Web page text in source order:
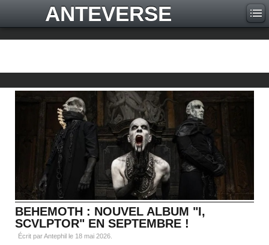
ANTEVERSE
BEHEMOTH : NOUVEL ALBUM "I,
SCVLPTOR" EN SEPTEMBRE !
Écrit par Antephil le 18 mai 2026